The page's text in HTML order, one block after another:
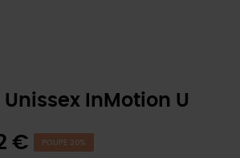
InMotion U
€ POUPE 20%